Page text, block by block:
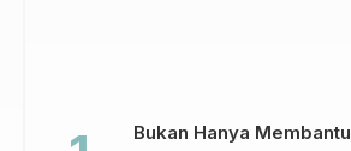
Bukan Hanya Membantu